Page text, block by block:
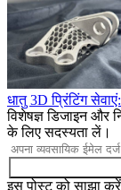
धातु 3D प्रिंटिंग
विशेषज्ञ डिजाइन और
के लिए सदस्यता लें।
इस पोस्ट को साझा